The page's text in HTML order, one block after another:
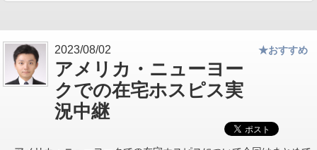
2023/08/02
アメリカ・ニューヨー
クでの在宅ホスピス実
況中継
★おすすめ